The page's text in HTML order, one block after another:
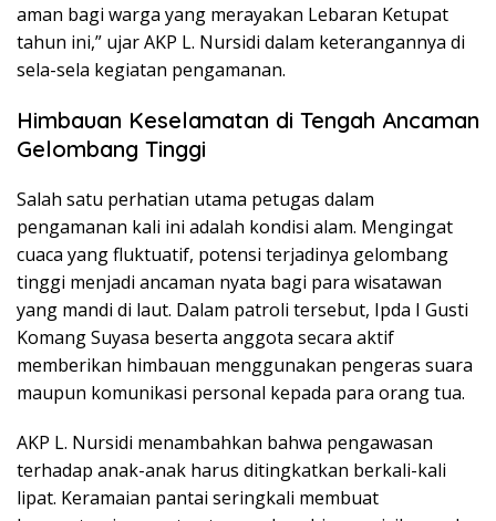
aman bagi warga yang merayakan Lebaran Ketupat
tahun ini,” ujar AKP L. Nursidi dalam keterangannya di
sela-sela kegiatan pengamanan.
Himbauan Keselamatan di Tengah Ancaman
Gelombang Tinggi
Salah satu perhatian utama petugas dalam
pengamanan kali ini adalah kondisi alam. Mengingat
cuaca yang fluktuatif, potensi terjadinya gelombang
tinggi menjadi ancaman nyata bagi para wisatawan
yang mandi di laut. Dalam patroli tersebut, Ipda I Gusti
Komang Suyasa beserta anggota secara aktif
memberikan himbauan menggunakan pengeras suara
maupun komunikasi personal kepada para orang tua.
AKP L. Nursidi menambahkan bahwa pengawasan
terhadap anak-anak harus ditingkatkan berkali-kali
lipat. Keramaian pantai seringkali membuat